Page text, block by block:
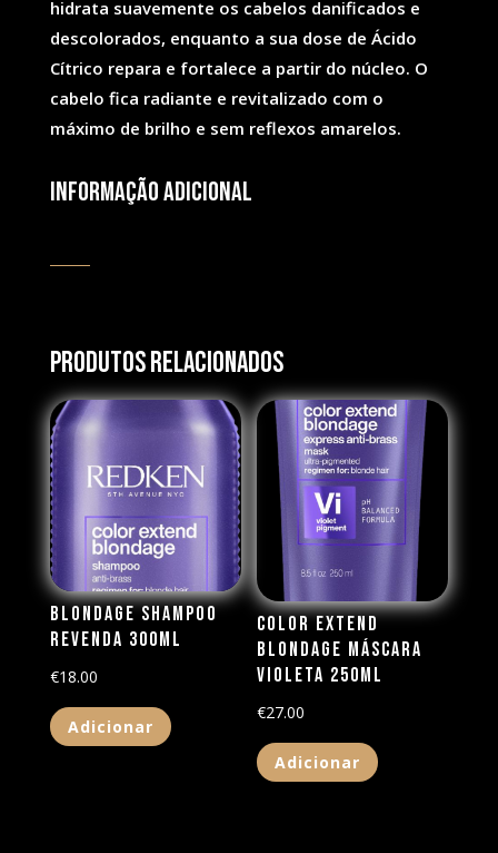
hidrata suavemente os cabelos danificados e
descolorados, enquanto a sua dose de Ácido
Cítrico repara e fortalece a partir do núcleo. O
cabelo fica radiante e revitalizado com o
máximo de brilho e sem reflexos amarelos.
Informação adicional
Produtos Relacionados
Blondage Shampoo
Revenda 300ml
€18.00
Adicionar
Color Extend
Blondage Máscara
Violeta 250ml
€27.00
Adicionar